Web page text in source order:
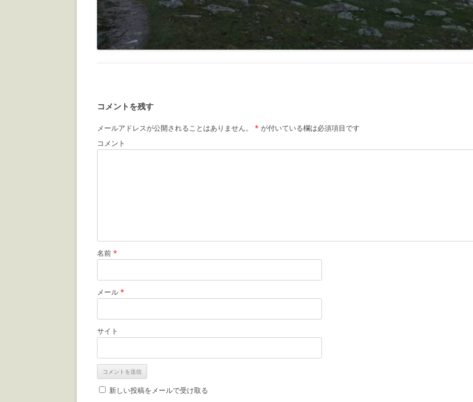
コメントを残す
メールアドレスが公開されることはありません。 * が付いている欄は必須項目です
コメント
名前 *
メール *
サイト
新しい投稿をメールで受け取る